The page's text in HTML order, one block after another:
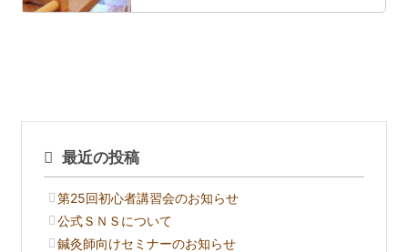
最近の投稿
第25回初心者講習会のお知らせ
公式ＳＮＳについて
鍼灸師向けセミナーのお知らせ